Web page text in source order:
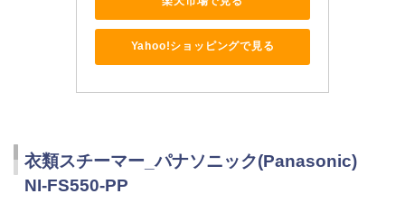
Yahoo!ショッピングで見る
衣類スチーマー_パナソニック(Panasonic)
NI-FS550-PP